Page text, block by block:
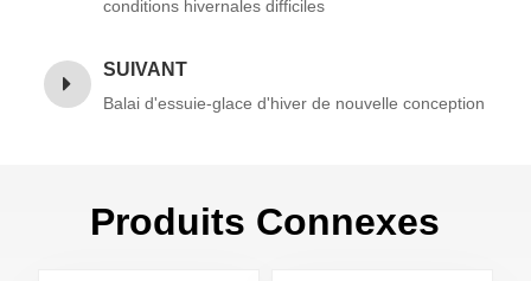
conditions hivernales difficiles
SUIVANT
Balai d'essuie-glace d'hiver de nouvelle conception
Produits Connexes